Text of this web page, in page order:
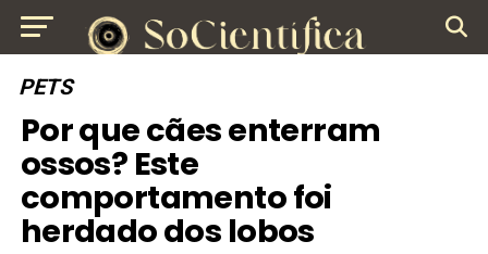
PETS
Por que cães enterram
ossos? Este
comportamento foi
herdado dos lobos